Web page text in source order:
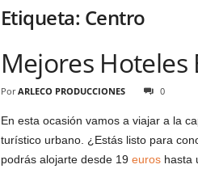
Etiqueta: Centro
Mejores
Por ARLECO PRODUCCIONES 0
En esta ocasión vamos a viajar a la
turístico urbano. ¿Estás listo para
podrás alojarte desde 19 euroshasta